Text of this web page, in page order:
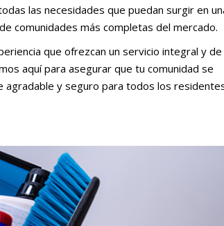
las necesidades que puedan surgir en
comunidades más completas del mercado.
que ofrezcan un servicio integral y de
aquí para asegurar que tu comunidad se
agradable y seguro para todos los